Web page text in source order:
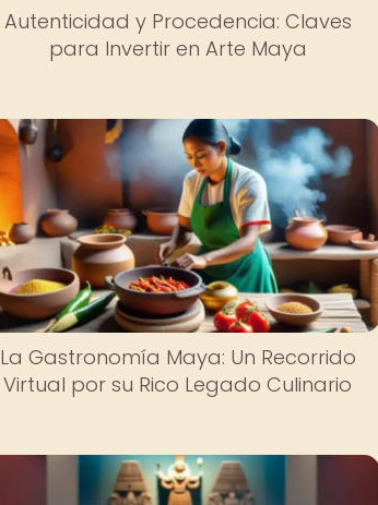
Autenticidad y Procedencia: Claves
para Invertir en Arte Maya
La Gastronomía Maya: Un Recorrido
Virtual por su Rico Legado Culinario